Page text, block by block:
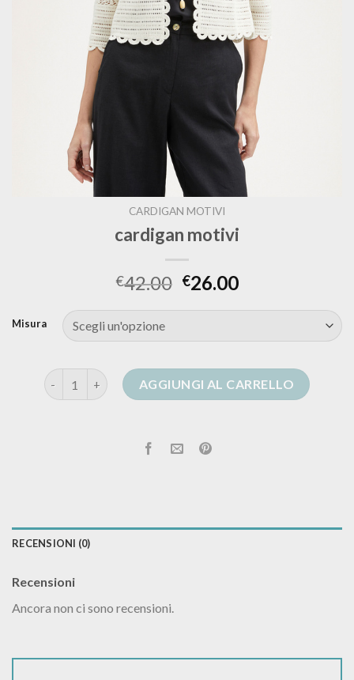
CARDIGAN MOTIVI
cardigan motivi
€42.00 €26.00
Misura
cardigan motivi quantitàAGGIUNGI AL CARRELLO
RECENSIONI (0)
Recensioni
Ancora non ci sono recensioni.